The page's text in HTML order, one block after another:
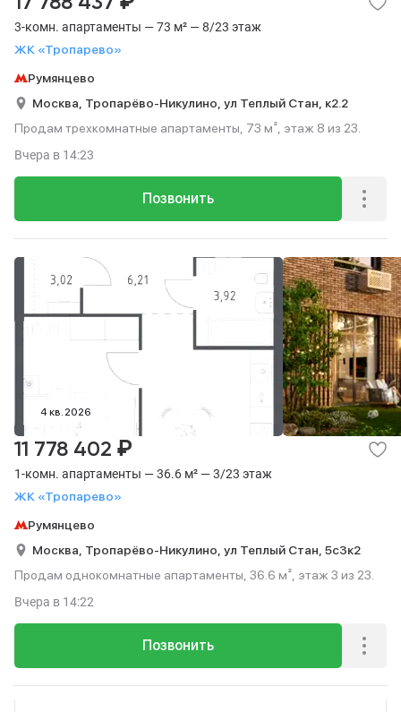
3-комн. апартаменты — 73 м² — 8/23 этаж
ЖК «Тропарево»
Румянцево
Москва, Тропарёво-Никулино, ул Теплый Стан, к2.2
Продам трехкомнатные апартаменты, 73 м², этаж 8 из 23.
Позвонить
Вчера в 14:23
4 кв. 2026
1-комн. апартаменты — 36.6 м² — 3/23 этаж
ЖК «Тропарево»
11 778 402 ₽
Румянцево
Москва, Тропарёво-Никулино, ул Теплый Стан, 5с3к2
Продам однокомнатные апартаменты, 36.6 м², этаж 3 из 23.
Позвонить
Вчера в 14:22